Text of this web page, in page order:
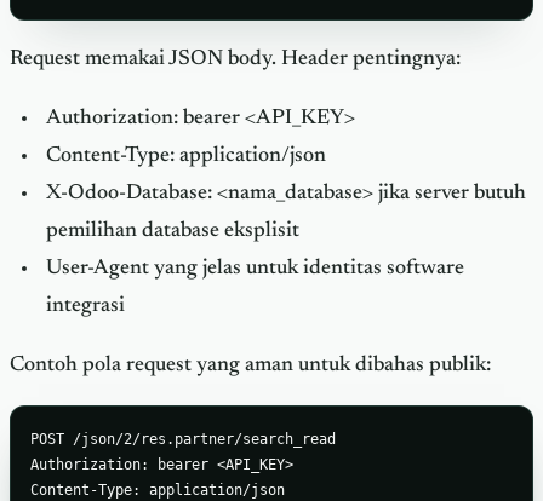
Request memakai JSON body. Header pentingnya:
Authorization: bearer <API_KEY>
Content-Type: application/json
X-Odoo-Database: <nama_database> jika server butuh
pemilihan database eksplisit
User-Agent yang jelas untuk identitas software
integrasi
Contoh pola request yang aman untuk dibahas publik:
POST /json/2/res.partner/search_read
Authorization: bearer <API_KEY>
Content-Type: application/json